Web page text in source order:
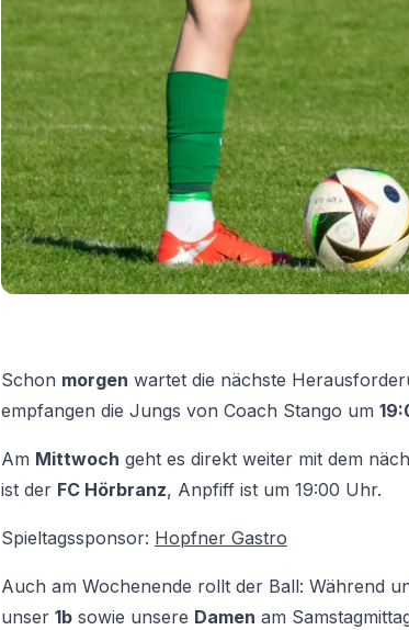
Schon morgen wartet die nächste
empfangen die Jungs von Coach Stango um
Am Mittwoch geht es direkt weiter mit dem
ist der FC Hörbranz, Anpfiff ist um 19:00 Uhr.
Spieltagssponsor: Hopfner Gastro
Auch am Wochenende rollt der Ball: Während
unser 1b sowie unsere Damen am